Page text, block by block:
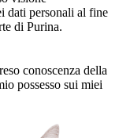
dati personali al fine
di Purina.
conoscenza della
possesso sui miei